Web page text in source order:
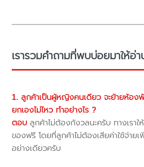
เรารวมคำถามที่พบบ่อยมาให้อ่
1. ลูกค้าเป็นผู้หญิงคนเดียว จะย้ายห้อ
ยกเองไม่ไหว ทำอย่างไร ?
ตอบ ลูกค้าไม่ต้องกังวลนะครับ ทางเรา
ของฟรี โดยที่ลูกค้าไม่ต้องเสียค่าใช้จ่าย
อย่างเดียวครับ